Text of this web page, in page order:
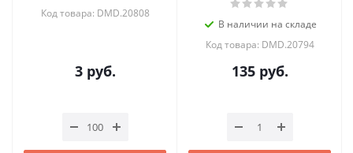
Код товара: DMD.20808
3руб.
В наличии на складе
Код товара: DMD.20794
135руб.